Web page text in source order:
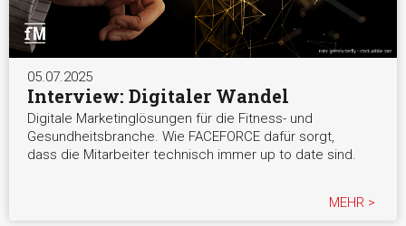
05.07.2025
Interview: Digitaler Wandel
Digitale Marketinglösungen für die Fitness- und
Gesundheitsbranche. Wie FACEFORCE dafür sorgt,
dass die Mitarbeiter technisch immer up to date sind.
MEHR >